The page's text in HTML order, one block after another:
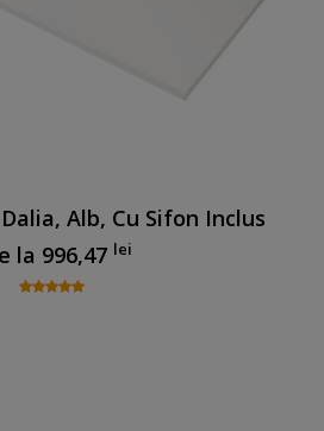
Alb, Cu Sifon Inclus
la 996,47 lei